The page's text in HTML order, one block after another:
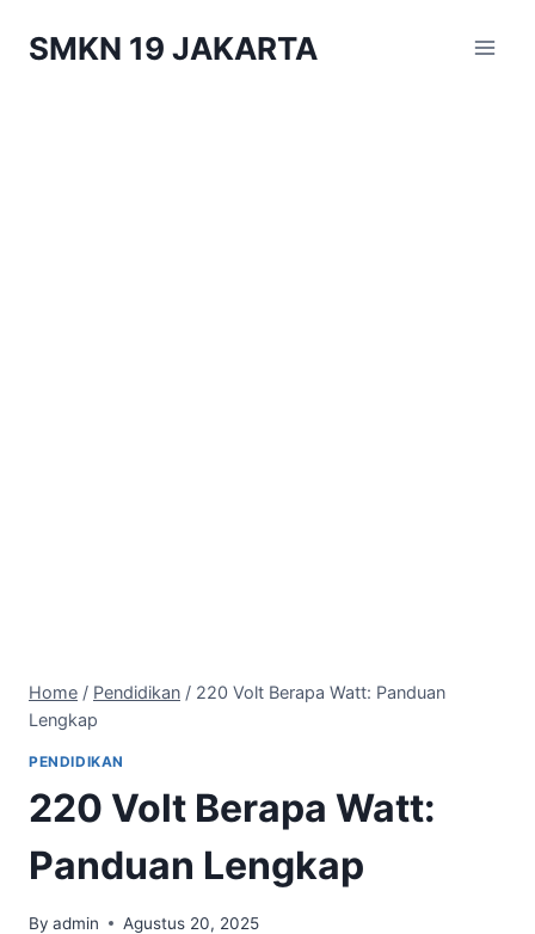
SMKN 19 JAKARTA
Home / Pendidikan / 220 Volt Berapa Watt: Panduan
Lengkap
PENDIDIKAN
220 Volt Berapa Watt:
Panduan Lengkap
By admin Agustus 20, 2025